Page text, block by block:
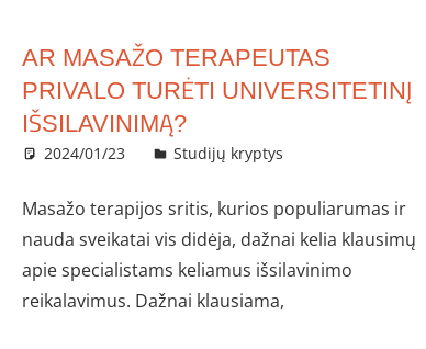
AR MASAŽO TERAPEUTAS
PRIVALO TURĖTI UNIVERSITETINĮ
IŠSILAVINIMĄ?
2024/01/23 administratorius
Studijų kryptys
Masažo terapijos sritis, kurios populiarumas ir
nauda sveikatai vis didėja, dažnai kelia klausimų
apie specialistams keliamus išsilavinimo
reikalavimus. Dažnai klausiama,